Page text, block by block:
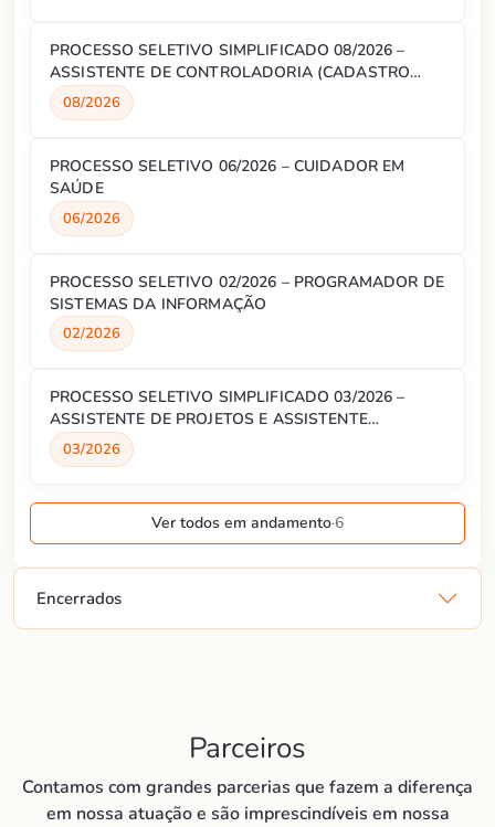
PROCESSO SELETIVO SIMPLIFICADO 08/2026 –
ASSISTENTE DE CONTROLADORIA (CADASTRO
RESERVA)
08/2026
PROCESSO SELETIVO 06/2026 – CUIDADOR EM
SAÚDE
06/2026
PROCESSO SELETIVO 02/2026 – PROGRAMADOR DE
SISTEMAS DA INFORMAÇÃO
02/2026
PROCESSO SELETIVO SIMPLIFICADO 03/2026 –
ASSISTENTE DE PROJETOS E ASSISTENTE
ADMINISTRATIVO
03/2026
Ver todos em andamento·6
Encerrados
Parceiros
Contamos com grandes parcerias que fazem a diferença
em nossa atuação e são imprescindíveis em nossa